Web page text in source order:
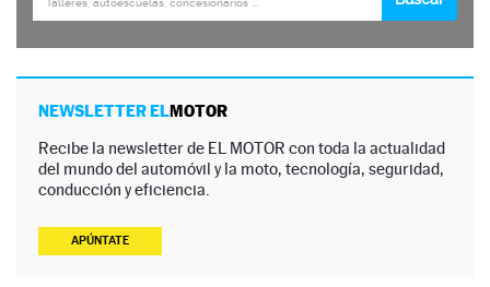
NEWSLETTER ELMOTOR
Recibe la newsletter de EL MOTOR con toda la actualidad
del mundo del automóvil y la moto, tecnología, seguridad,
conducción y eficiencia.
APÚNTATE